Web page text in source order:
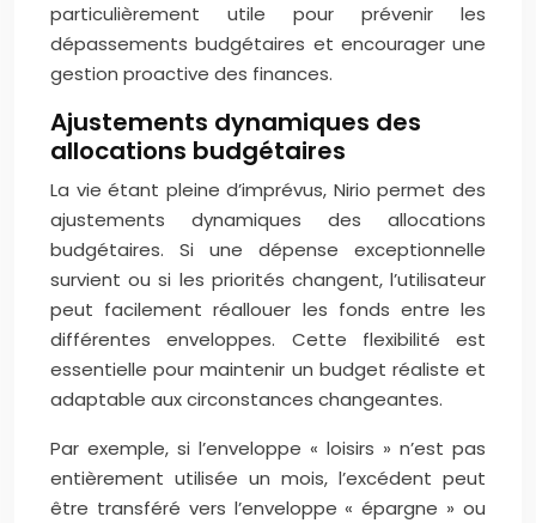
particulièrement utile pour prévenir les
dépassements budgétaires et encourager une
gestion proactive des finances.
Ajustements dynamiques des
allocations budgétaires
La vie étant pleine d’imprévus, Nirio permet des
ajustements dynamiques des allocations
budgétaires. Si une dépense exceptionnelle
survient ou si les priorités changent, l’utilisateur
peut facilement réallouer les fonds entre les
différentes enveloppes. Cette flexibilité est
essentielle pour maintenir un budget réaliste et
adaptable aux circonstances changeantes.
Par exemple, si l’enveloppe « loisirs » n’est pas
entièrement utilisée un mois, l’excédent peut
être transféré vers l’enveloppe « épargne » ou